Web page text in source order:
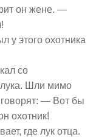
он жене. —
у этого охотника
со
лука. Шли мимо
— Вот бы
охотник!
где лук отца.